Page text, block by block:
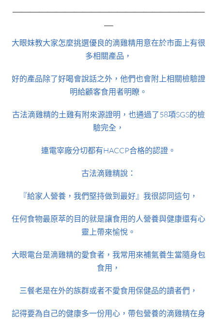
大眼妹教大家怎麼挑選優良的滴雞精用意在於市面上有很
多相關產品，
好的產品除了好喝會說話之外，他們也會附上相關檢驗證
明給顧客食用者明瞭。
古法滴雞精的土雞有附來源證明，也通過了58項SGS的檢
驗完全，
連電宰廠分切都有HACCP合格的認證。
古法滴雞精說：
『給家人營養，我們堅持做到最好』我很認同這句，
任何食物最原萃的目的就是讓食用的人營養與健康還有心
靈上帶來愉悅。
大眼電台是滴雞精的愛食者，我常用來補氣養生當隨身包
食用，
三餐老是在外的族群或者不愛食用保健品的讀者們，
記得要為自己的健康多一份用心，帶包營養的滴雞精在身